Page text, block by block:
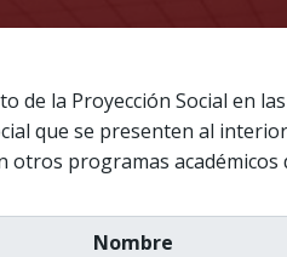
de la Proyección Social en
que se presenten al
programas académicos
Nombre